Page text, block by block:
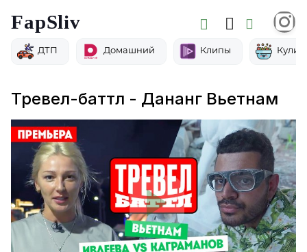
FapSliv
ДТП Домашний Клипы
Тревел-баттл - Дананг Вьетнам